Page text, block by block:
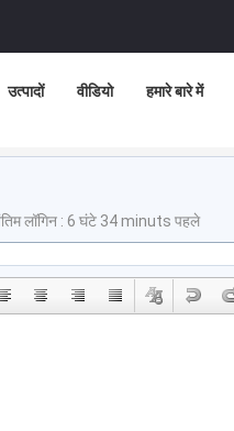
उत्पादों वीडियो हमारे बारे में
लॉगिन : 6 घंटे 34 minuts पहले